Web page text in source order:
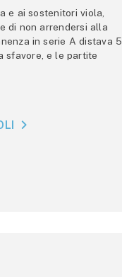
e ai sostenitori viola,
di non arrendersi alla
in serie A distava 5
sfavore, e le partite